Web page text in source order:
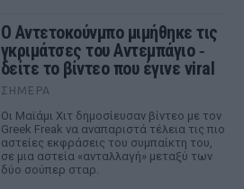
Ο Αντετοκούνμπο μιμήθηκε τις
γκριμάτσες του Αντεμπάγιο ‑
δείτε το βίντεο που έγινε viral
ΣΉΜΕΡΑ
Οι Μαϊάμι Χιτ δημοσίευσαν βίντεο με τον
Greek Freak να αναπαριστά τέλεια τις πιο
αστείες εκφράσεις του συμπαίκτη του,
σε μια αστεία «ανταλλαγή» μεταξύ των
δύο σούπερ σταρ.